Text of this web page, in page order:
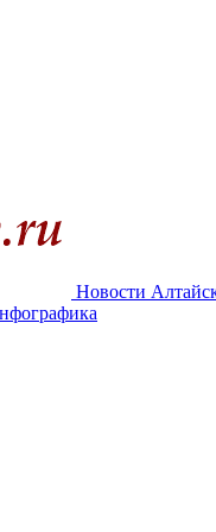
Новости